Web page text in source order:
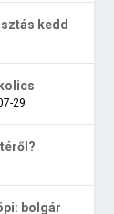
kedd
29
bolgár